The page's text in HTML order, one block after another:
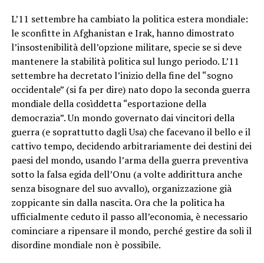
L’11 settembre ha cambiato la politica estera mondiale:
le sconfitte in Afghanistan e Irak, hanno dimostrato
l’insostenibilità dell’opzione militare, specie se si deve
mantenere la stabilità politica sul lungo periodo. L’11
settembre ha decretato l’inizio della fine del “sogno
occidentale” (si fa per dire) nato dopo la seconda guerra
mondiale della cosìddetta “esportazione della
democrazia”. Un mondo governato dai vincitori della
guerra (e soprattutto dagli Usa) che facevano il bello e il
cattivo tempo, decidendo arbitrariamente dei destini dei
paesi del mondo, usando l’arma della guerra preventiva
sotto la falsa egida dell’Onu (a volte addirittura anche
senza bisognare del suo avvallo), organizzazione già
zoppicante sin dalla nascita. Ora che la politica ha
ufficialmente ceduto il passo all’economia, è necessario
cominciare a ripensare il mondo, perché gestire da soli il
disordine mondiale non è possibile.